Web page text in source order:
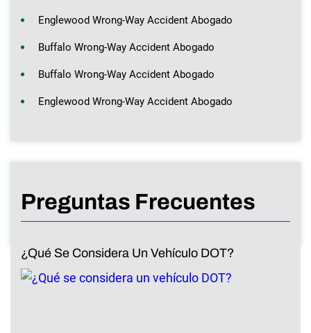
Englewood Wrong-Way Accident Abogado
Buffalo Wrong-Way Accident Abogado
Buffalo Wrong-Way Accident Abogado
Englewood Wrong-Way Accident Abogado
Preguntas Frecuentes
¿Qué Se Considera Un Vehículo DOT?